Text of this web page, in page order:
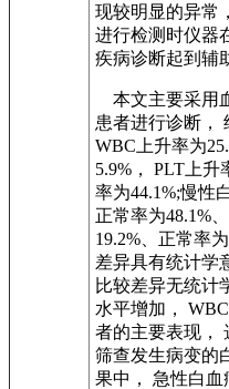
现较明显的异常
进行检测时仪器
疾病诊断起到辅
本文主要采用
患者进行诊断，
WBC上升率为
5.9%， PLT上升
率为44.1%;慢性
正常率为48.1%
19.2%、正常率
差异具有统计学
比较差异无统计
水平增加，
者的主要表现，
筛查发生病变的
果中， 急性白